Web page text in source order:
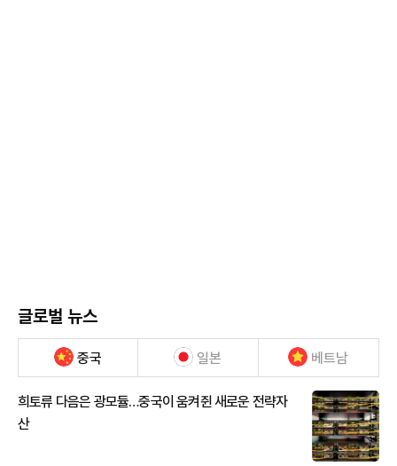
글로벌 뉴스
중국 일본 베트남
희토류 다음은 광모듈…중국이 움켜쥔 새로운 전략자
산